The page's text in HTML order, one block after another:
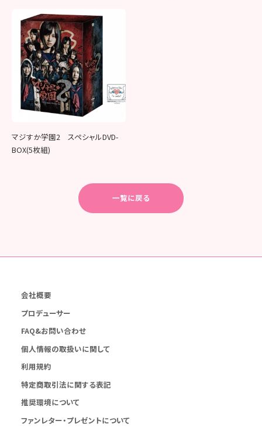
マジすか学園2 スペシャルDVD-
BOX(5枚組)
一覧に戻る
会社概要
プロデューサー
FAQ&お問い合わせ
個人情報の取扱いに関して
利用規約
特定商取引法に関する表記
推奨環境について
ファンレター・プレゼントについて